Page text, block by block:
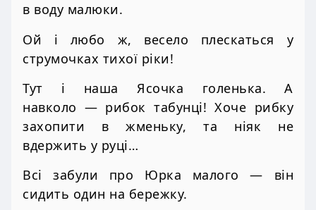
в воду малюки.
Ой і любо ж, весело плескаться у
струмочках тихої ріки!
Тут і наша Ясочка голенька. А
навколо — рибок табунці! Хоче рибку
захопити в жменьку, та ніяк не
вдержить у руці…
Всі забули про Юрка малого — він
сидить один на бережку.